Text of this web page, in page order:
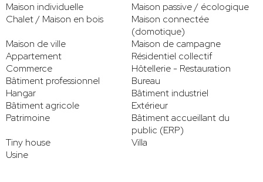
Maison individuelle
Maison passive / écologique
Chalet / Maison en bois
Maison connectée
(domotique)
Maison de ville
Maison de campagne
Appartement
Résidentiel collectif
Commerce
Hôtellerie - Restauration
Bâtiment professionnel
Bureau
Hangar
Bâtiment industriel
Bâtiment agricole
Extérieur
Patrimoine
Bâtiment accueillant du
public (ERP)
Tiny house
Villa
Usine